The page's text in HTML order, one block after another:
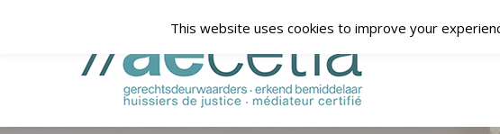
This website uses cookies to improve your